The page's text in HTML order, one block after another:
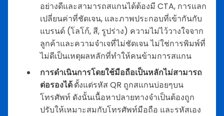
อย่างดีและสามารถสแกนได้ต้องมี CTA, การแลก
เปลี่ยนค่าที่ชัดเจน, และภาพประกอบที่เข้ากันกับ
แบรนด์ (โลโก้, สี, รูปร่าง) ความไม่ไว้วางใจจาก
ลูกค้าและความจำเจที่ไม่ชัดเจน ไม่ใช่การพิมพ์ที่
ไม่ดีเป็นเหตุผลหลักที่ทำให้คนข้ามการสแกน
การดำเนินการโดยใช้มือถือเป็นหลักไม่สามารถ
ต่อรองได้ตั้งแต่รหัส QR ถูกสแกนบ่อยๆบน
โทรศัพท์ ดังนั้นเนื้อหาปลายทางจำเป็นต้องถูก
ปรับให้เหมาะสมกับโทรศัพท์มือถือ และรหัสเอง